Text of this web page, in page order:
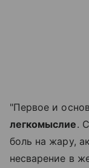
"Первое и
легкомыслие.
боль на жару,
несварение в